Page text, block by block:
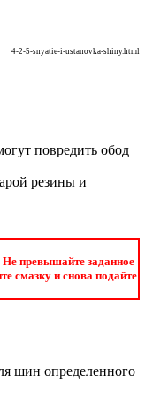
4-2-5-snyatie-i-ustanovka-shiny.html
повредить обод
резины и
превышайте заданное
смазку и снова подайте
шин определенного